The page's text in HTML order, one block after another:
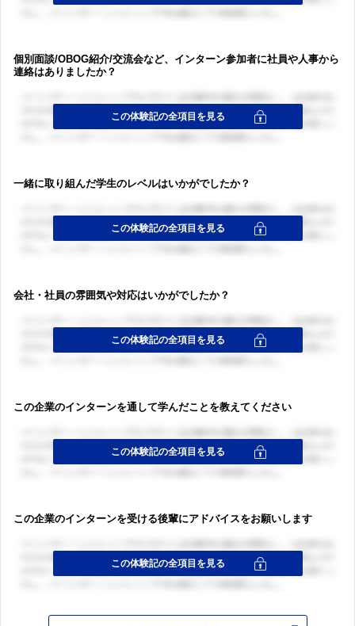
個別面談/OBOG紹介/交流会など、インターン参加者に社員や人事から
連絡はありましたか？
一緒に取り組んだ学生のレベルはいかがでしたか？
会社・社員の雰囲気や対応はいかがでしたか？
この企業のインターンを通して学んだことを教えてください
この企業のインターンを受ける後輩にアドバイスをお願いします
ログイン・会員登録